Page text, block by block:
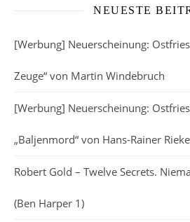
NEUESTE
[Werbung] Neuerscheinung:
Zeuge“ von Martin Windebruch
[Werbung] Neuerscheinung:
„Baljenmord“ von Hans-Rainer
Robert Gold – Twelve Secrets.
(Ben Harper 1)